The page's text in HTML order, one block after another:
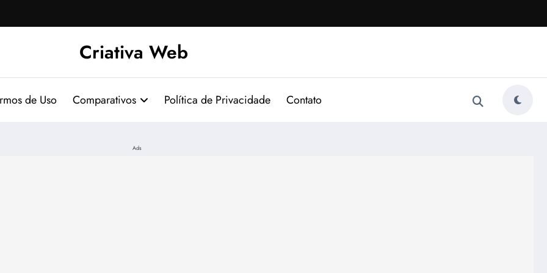
Criativa Web
de Uso Comparativos Política de Privacidade Contato
Ads